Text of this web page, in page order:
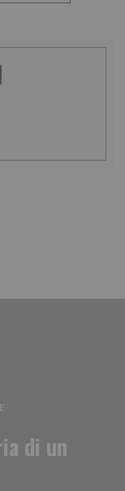
di un